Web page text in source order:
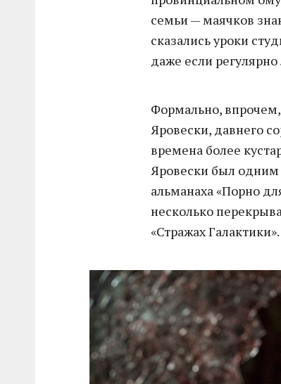
семьи — маячков
сказались уроки
даже если
Формально,
Яровески, давнего
времена более
Яровески был одним
альманаха «Порно
несколько
«Стражах Галактики».